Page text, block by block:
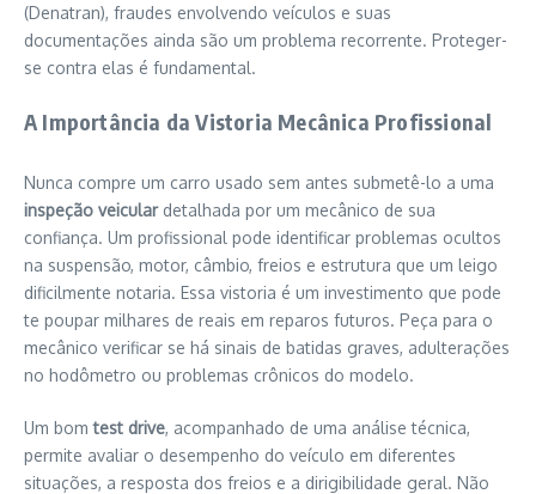
(Denatran), fraudes envolvendo veículos e suas
documentações ainda são um problema recorrente. Proteger-
se contra elas é fundamental.
A Importância da Vistoria Mecânica Profissional
Nunca compre um carro usado sem antes submetê-lo a uma
inspeção veiculardetalhada por um mecânico de sua
confiança. Um profissional pode identificar problemas ocultos
na suspensão, motor, câmbio, freios e estrutura que um leigo
dificilmente notaria. Essa vistoria é um investimento que pode
te poupar milhares de reais em reparos futuros. Peça para o
mecânico verificar se há sinais de batidas graves, adulterações
no hodômetro ou problemas crônicos do modelo.
Um bomtest drive, acompanhado de uma análise técnica,
permite avaliar o desempenho do veículo em diferentes
situações, a resposta dos freios e a dirigibilidade geral. Não